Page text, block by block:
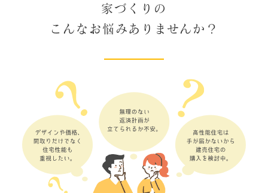
家づくりの
こんなお悩みありませんか？